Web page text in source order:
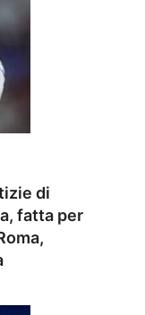
di
fatta per